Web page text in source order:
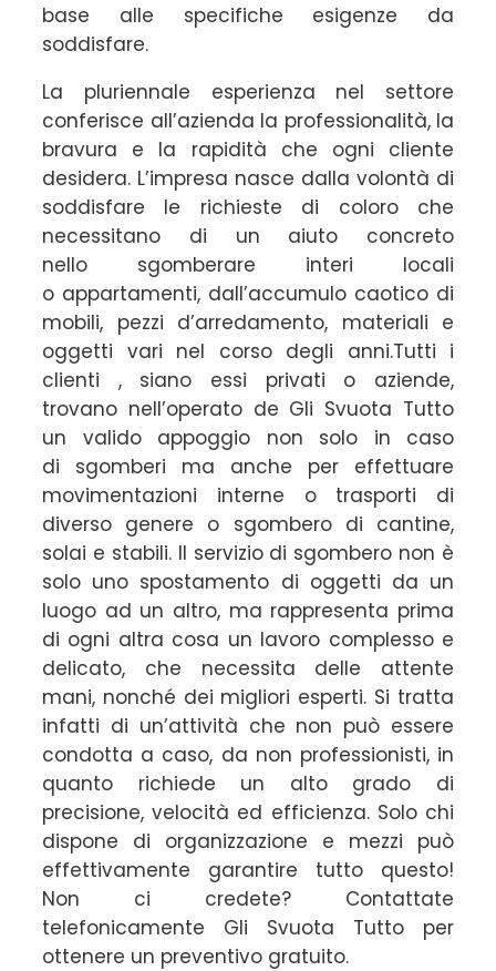
base alle specifiche esigenze da
soddisfare.
La pluriennale esperienza nel settore
conferisce all’azienda la professionalità, la
bravura e la rapidità che ogni cliente
desidera. L’impresa nasce dalla volontà di
soddisfare le richieste di coloro che
necessitano di un aiuto concreto
nello sgomberare interi locali
o appartamenti, dall’accumulo caotico di
mobili, pezzi d’arredamento, materiali e
oggetti vari nel corso degli anni.Tutti i
clienti , siano essi privati o aziende,
trovano nell’operato de Gli Svuota Tutto
un valido appoggio non solo in caso
di sgomberi ma anche per effettuare
movimentazioni interne o trasporti di
diverso genere o sgombero di cantine,
solai e stabili. Il servizio di sgombero non è
solo uno spostamento di oggetti da un
luogo ad un altro, ma rappresenta prima
di ogni altra cosa un lavoro complesso e
delicato, che necessita delle attente
mani, nonché dei migliori esperti. Si tratta
infatti di un’attività che non può essere
condotta a caso, da non professionisti, in
quanto richiede un alto grado di
precisione, velocità ed efficienza. Solo chi
dispone di organizzazione e mezzi può
effettivamente garantire tutto questo!
Non ci credete? Contattate
telefonicamente Gli Svuota Tutto per
ottenere un preventivo gratuito.